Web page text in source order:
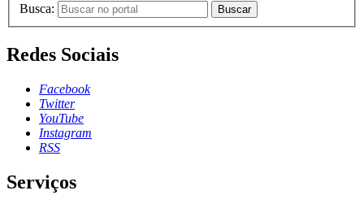
Busca: Buscar
Redes Sociais
Facebook
Twitter
YouTube
Instagram
RSS
Serviços